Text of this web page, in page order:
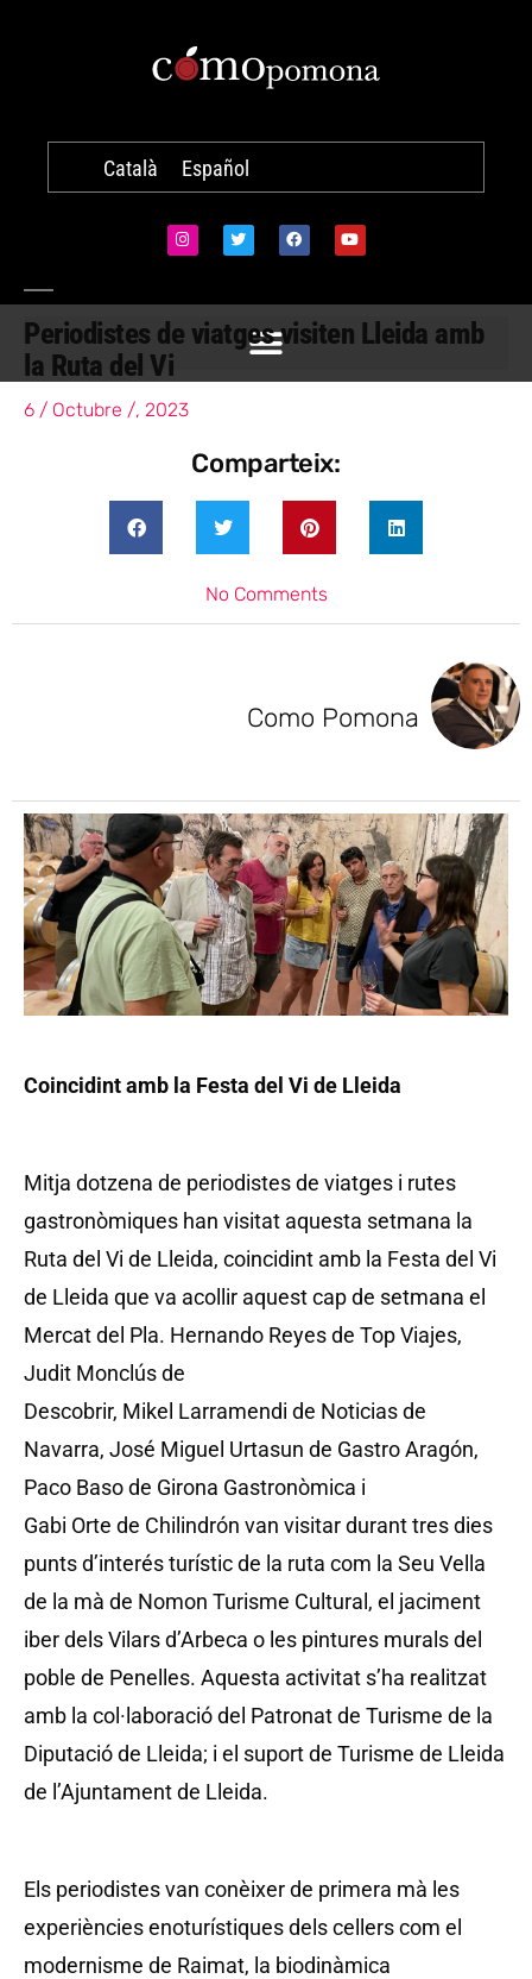
Català Español
Periodistes de viatges visiten Lleida amb
la Ruta del Vi
6 / Octubre /, 2023
Comparteix:
No Comments
Como Pomona
Coincidint amb la Festa del Vi de Lleida
Mitja dotzena de periodistes de viatges i rutes
gastronòmiques han visitat aquesta setmana la
Ruta del Vi de Lleida, coincidint amb la Festa del Vi
de Lleida que va acollir aquest cap de setmana el
Mercat del Pla. Hernando Reyes de Top Viajes,
Judit Monclús de
Descobrir, Mikel Larramendi de Noticias de
Navarra, José Miguel Urtasun de Gastro Aragón,
Paco Baso de Girona Gastronòmica i
Gabi Orte de Chilindrón van visitar durant tres dies
punts d’interés turístic de la ruta com la Seu Vella
de la mà de Nomon Turisme Cultural, el jaciment
iber dels Vilars d’Arbeca o les pintures murals del
poble de Penelles. Aquesta activitat s’ha realitzat
amb la col·laboració del Patronat de Turisme de la
Diputació de Lleida; i el suport de Turisme de Lleida
de l’Ajuntament de Lleida.
Els periodistes van conèixer de primera mà les
experiències enoturístiques dels cellers com el
modernisme de Raimat, la biodinàmica